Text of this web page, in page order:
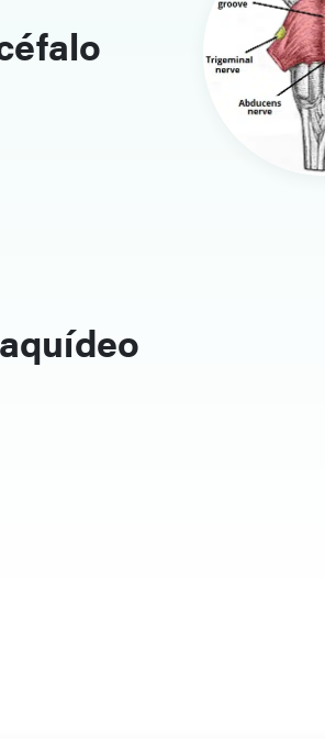
para localizar déficits
afecciones
y la compresión del tronco